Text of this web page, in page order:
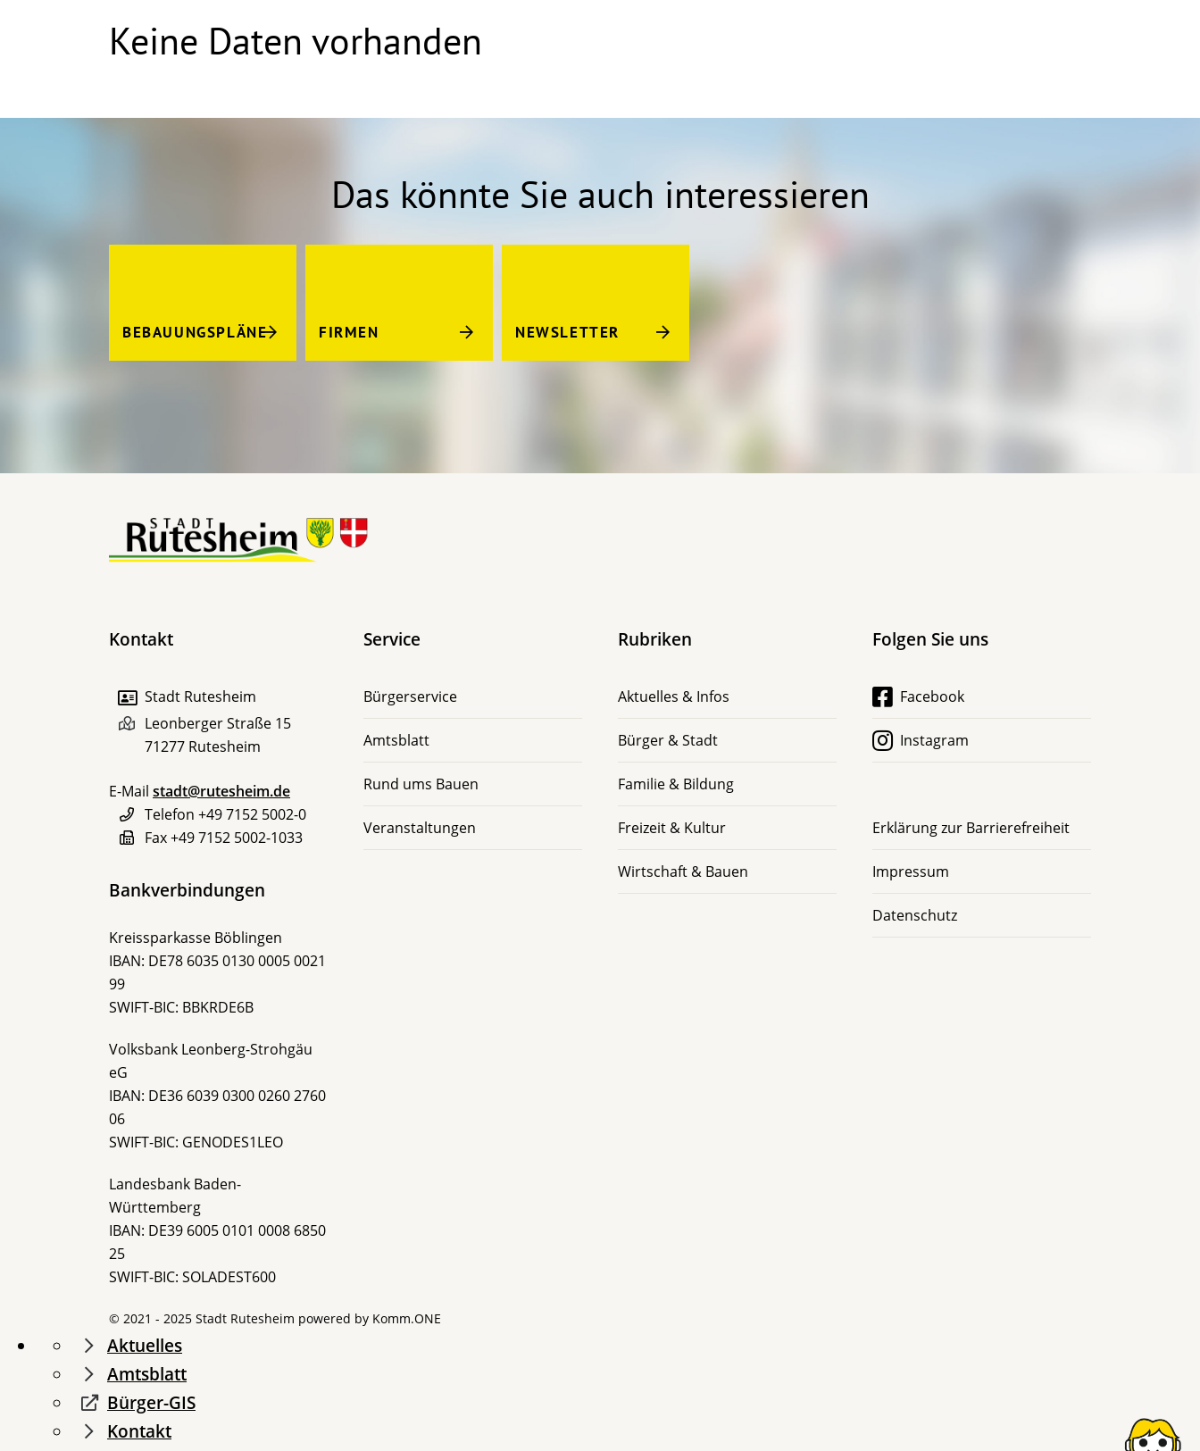
Keine Daten vorhanden
Das könnte Sie auch interessieren
BEBAUUNGSPLÄNE FIRMEN NEWSLETTER
Kontakt
Stadt Rutesheim
Leonberger Straße 15
71277 Rutesheim
E-Mail stadt@rutesheim.de
Telefon +49 7152 5002-0
Fax+49 7152 5002-1033
Bankverbindungen
Kreissparkasse Böblingen
IBAN: DE78 6035 0130 0005 0021
99
SWIFT-BIC: BBKRDE6B
Volksbank Leonberg-Strohgäu
eG
IBAN: DE36 6039 0300 0260 2760
06
SWIFT-BIC: GENODES1LEO
Landesbank Baden-
Württemberg
IBAN: DE39 6005 0101 0008 6850
25
SWIFT-BIC: SOLADEST600
Service
Bürgerservice
Amtsblatt
Rund ums Bauen
Veranstaltungen
Rubriken
Aktuelles & Infos
Bürger & Stadt
Familie & Bildung
Freizeit & Kultur
Wirtschaft & Bauen
Folgen Sie uns
Facebook
Instagram
Erklärung zur Barrierefreiheit
Impressum
Datenschutz
© 2021 - 2025 Stadt Rutesheim powered by Komm.ONE
Aktuelles
Amtsblatt
Bürger-GIS
Kontakt